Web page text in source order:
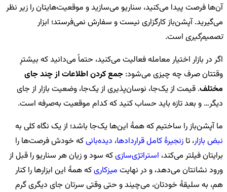
آن‌ها فرصت پیدا می‌کنید، سناریو می‌سازید و موقعیت‌هایتان را زیر نظر
می‌گیرید. آپشن‌باز کارگزاری نیست و سفارش نمی‌فرستد؛ ابزار
تصمیم‌گیری است.
اگر در بازار اختیار معامله فعالیت می‌کنید، حتماً می‌دانید که بیشترِ
وقتتان صرف چه چیزی می‌شود: جمع کردن اطلاعات از چند جای
مختلف. قیمت از یک‌جا، نوسان‌پذیری از یک‌جا، وضعیت بازار از جای
دیگر… و بعد تازه باید حساب کنید که کدام موقعیت به‌صرفه است.
ما آپشن‌باز را ساختیم که همهٔ این‌ها یک‌جا باشد؛ از یک نگاه کلی به
نبض بازار، تا زنجیرهٔ کامل قراردادها، دیده‌بانیکه خودش فرصت‌ها را
برایتان فیلتر می‌کند، استراتژی‌سازیکه سود و زیان هر سناریو را قبل از
ورود نشانتان می‌دهد، و در نهایت میزکاریکه همهٔ این ابزارها را کنار
هم، به سلیقهٔ خودتان، می‌چیند و حتی وقتی سرتان جای دیگری گرم